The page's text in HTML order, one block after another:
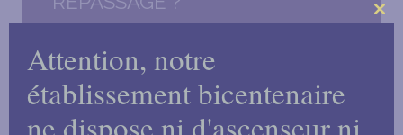
OFFREZ-VOUS UN SERVICE
DE REVEIL ?
Attention, notre
établissement bicentenaire
ne dispose ni d'ascenseur ni